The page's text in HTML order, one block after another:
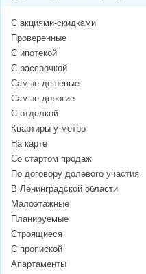
С акциями-скидками
Проверенные
С ипотекой
С рассрочкой
Самые дешевые
Самые дорогие
С отделкой
Квартиры у метро
На карте
Со стартом продаж
По договору долевого участия
В Ленинградской области
Малоэтажные
Планируемые
Строящиеся
С пропиской
Апартаменты